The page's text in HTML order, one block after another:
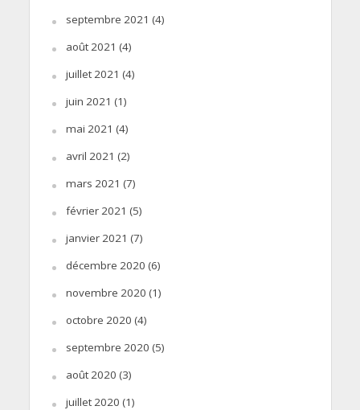
septembre 2021 (4)
août 2021 (4)
juillet 2021 (4)
juin 2021 (1)
mai 2021 (4)
avril 2021 (2)
mars 2021 (7)
février 2021 (5)
janvier 2021 (7)
décembre 2020 (6)
novembre 2020 (1)
octobre 2020 (4)
septembre 2020 (5)
août 2020 (3)
juillet 2020 (1)